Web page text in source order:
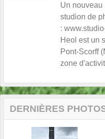
Un nouveau
studion de
:
Heol est un
Pont-Scorff
zone
DERNIÈRES